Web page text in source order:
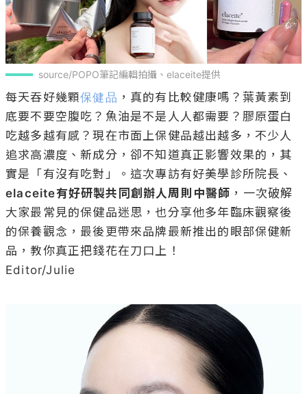
source/POPO筆記編輯拍攝、elaceite提供
每天吞好幾顆保健品 ，真的有比較健康嗎？葉黃素到
底要不要空腹吃？魚油是不是人人都需要？膠原蛋白
吃越多越有感？現在市面上保健品越出越多，不少人
追求高濃度、新成分，卻不知道真正影響效果的，其
實是「有沒有吃對」。這次專訪有好美學診所院長、
elaceite有好研製共同創辦人周則中醫師 ，一次破解
大家最常見的保健品迷思，也分享他多年臨床觀察後
的保養觀念，最後更帶來品牌最新推出的眼部保健新
品，教你真正把錢花在刀口上！
Editor/Julie